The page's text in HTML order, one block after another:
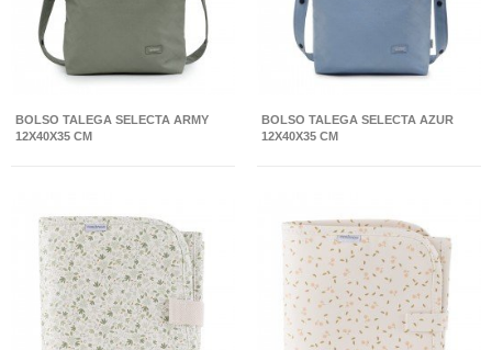
BOLSO TALEGA SELECTA ARMY
12X40X35 CM
BOLSO TALEGA SELECTA AZUR
12X40X35 CM